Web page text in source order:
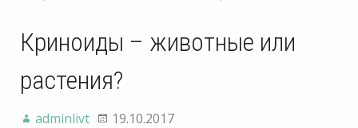
Криноиды – животные или
растения?
adminlivt 19.10.2017